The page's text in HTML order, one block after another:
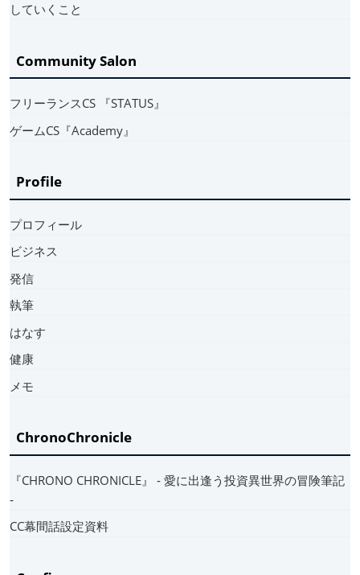
していくこと
Community Salon
フリーランスCS 『STATUS』
ゲームCS『Academy』
Profile
プロフィール
ビジネス
発信
執筆
はなす
健康
メモ
ChronoChronicle
『CHRONO CHRONICLE』 ‐ 愛に出逢う投資異世界の冒険筆記
‐
CC幕間話設定資料